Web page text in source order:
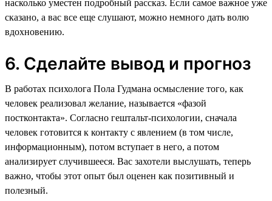
насколько уместен подробный рассказ. Если самое важное уже
сказано, а вас все еще слушают, можно немного дать волю
вдохновению.
6. Сделайте вывод и прогноз
В работах психолога Пола Гудмана осмысление того, как
человек реализовал желание, называется «фазой
постконтакта». Согласно гештальт-психологии, сначала
человек готовится к контакту с явлением (в том числе,
информационным), потом вступает в него, а потом
анализирует случившееся. Вас захотели выслушать, теперь
важно, чтобы этот опыт был оценен как позитивный и
полезный.